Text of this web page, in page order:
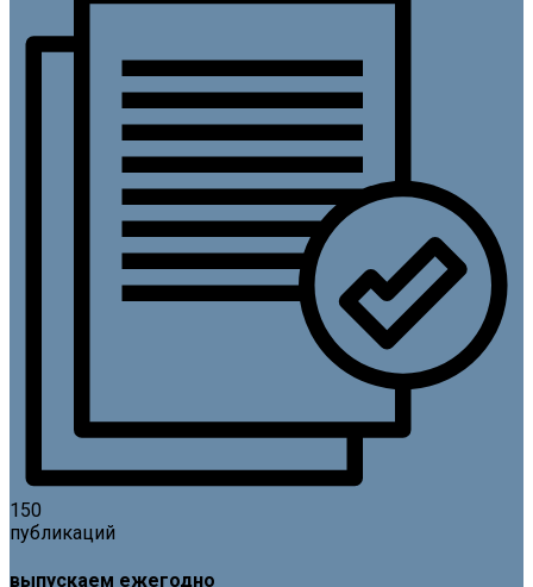
150
публикаций
выпускаем ежегодно